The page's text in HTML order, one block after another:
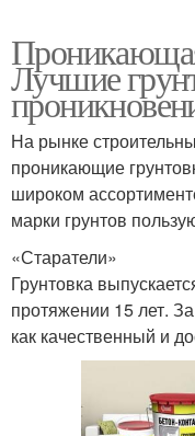
Лучшие
На рынке
проникающие
широком
марки грунтов
«Старатели»
Грунтовка
протяжении 15 лет.
как качественный и